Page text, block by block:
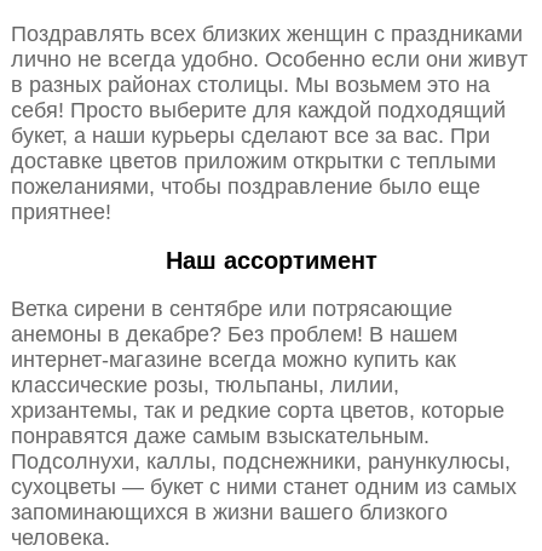
Поздравлять всех близких женщин с праздниками
лично не всегда удобно. Особенно если они живут
в разных районах столицы. Мы возьмем это на
себя! Просто выберите для каждой подходящий
букет, а наши курьеры сделают все за вас. При
доставке цветов приложим открытки с теплыми
пожеланиями, чтобы поздравление было еще
приятнее!
Наш ассортимент
Ветка сирени в сентябре или потрясающие
анемоны в декабре? Без проблем! В нашем
интернет-магазине всегда можно купить как
классические розы, тюльпаны, лилии,
хризантемы, так и редкие сорта цветов, которые
понравятся даже самым взыскательным.
Подсолнухи, каллы, подснежники, ранункулюсы,
сухоцветы — букет с ними станет одним из самых
запоминающихся в жизни вашего близкого
человека.